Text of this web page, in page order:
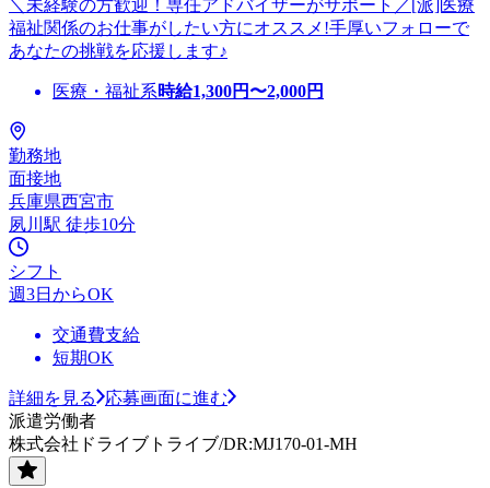
＼未経験の方歓迎！専任アドバイザーがサポート／[派]医療
福祉関係のお仕事がしたい方にオススメ!手厚いフォローで
あなたの挑戦を応援します♪
医療・福祉系時給1,300円〜2,000円
勤務地
面接地
兵庫県西宮市
夙川駅 徒歩10分
シフト
週3日からOK
交通費支給
短期OK
詳細を見る
応募画面に進む
派遣労働者
株式会社ドライブトライブ/DR:MJ170-01-MH